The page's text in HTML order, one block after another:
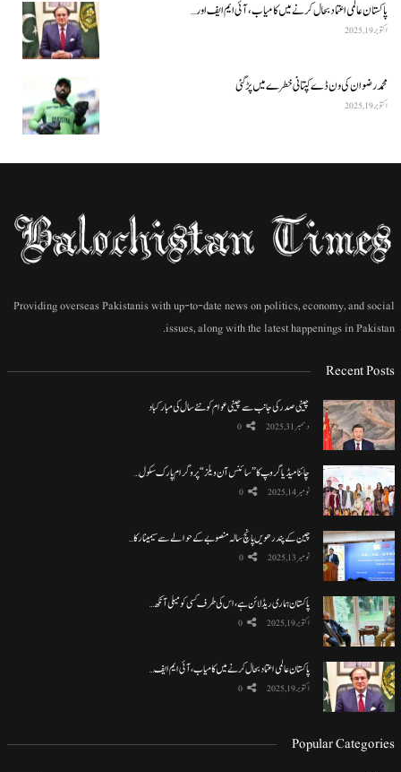
پاکستان عالمی اعتماد بحال کرنے میں کامیاب، آئی ایم ایف اور…
اکتوبر 19, 2025
محمد رضوان کی ون ڈے کپتانی خطرے میں پڑ گئی
اکتوبر 19, 2025
Providing overseas Pakistanis with up-to-date news on politics, economy, and social
issues, along with the latest happenings in Pakistan.
Recent Posts
چینی صدر کی جانب سے چینی عوام کو نئے سال کی مبارکباد
دسمبر 31, 2025 0
چائنا میڈیا گروپ کا ”سائنس آن ویلز“ پروگرام پارک سکول…
نومبر 14, 2025 0
چین کے پندرھویں پانچ سالہ منصوبے کے حوالے سے سیمینار کا…
نومبر 13, 2025 0
پاکستان ہماری ریڈ لائن ہے، اس کی طرف کسی کو میلی آنکھ…
اکتوبر 19, 2025 0
پاکستان عالمی اعتماد بحال کرنے میں کامیاب، آئی ایم ایف…
اکتوبر 19, 2025 0
Popular Categories